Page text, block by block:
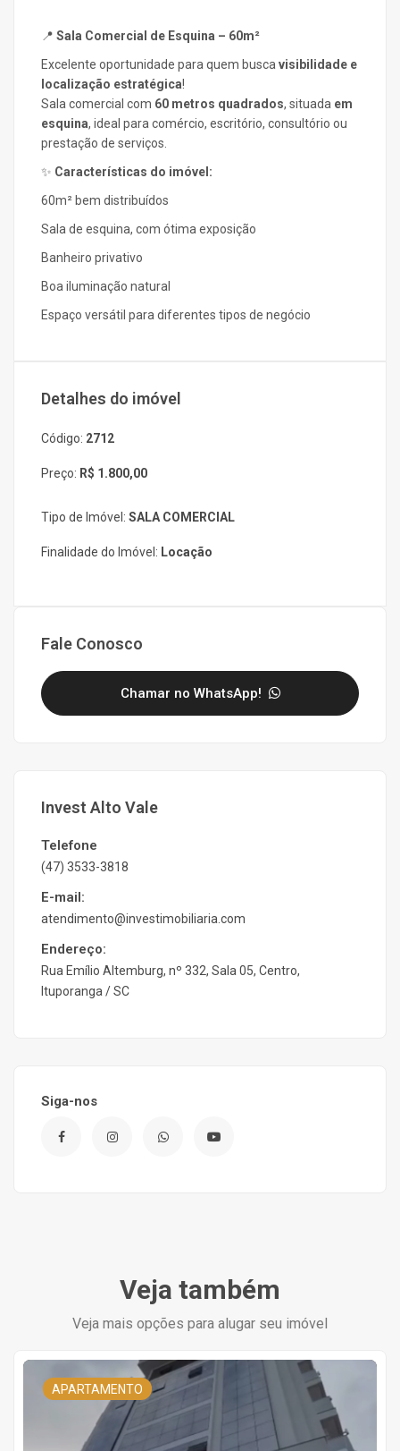
📍 Sala Comercial de Esquina – 60m²
Excelente oportunidade para quem busca visibilidade e
localização estratégica!
Sala comercial com 60 metros quadrados, situada em
esquina, ideal para comércio, escritório, consultório ou
prestação de serviços.
✨ Características do imóvel:
60m² bem distribuídos
Sala de esquina, com ótima exposição
Banheiro privativo
Boa iluminação natural
Espaço versátil para diferentes tipos de negócio
Detalhes do imóvel
Código: 2712
Preço: R$ 1.800,00
Tipo de Imóvel: SALA COMERCIAL
Finalidade do Imóvel: Locação
Fale Conosco
Chamar no WhatsApp!
Invest Alto Vale
Telefone
(47) 3533-3818
E-mail:
atendimento@investimobiliaria.com
Endereço:
Rua Emílio Altemburg, nº 332, Sala 05, Centro,
Ituporanga / SC
Siga-nos
Veja também
Veja mais opções para alugar seu imóvel
APARTAMENTO